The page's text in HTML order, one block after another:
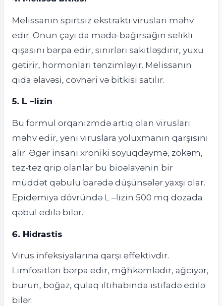
Melissanın spirtsiz ekstraktı virusları məhv
edir. Onun çayı da mədə-bağırsağın selikli
qişasını bərpa edir, sinirləri sakitləşdirir, yuxu
gətirir, hormonları tənzimləyir. Melissanın
qida əlavəsi, cövhəri və bitkisi satılır.
5. L –lizin
Bu formul orqanizmdə artıq olan virusları
məhv edir, yeni viruslara yoluxmanın qarşısını
alır. Əgər insanı xroniki soyuqdəymə, zökəm,
tez-tez qrip olanlar bu bioəlavənin bir
müddət qəbulu barədə düşünsələr yaxşı olar.
Epidemiya dövründə L –lizin 500 mq dozada
qəbul edilə bilər.
6. Hidrastis
Virus infeksiyalarına qarşı effektivdir.
Limfositləri bərpa edir, mğhkəmlədir, ağciyər,
burun, boğaz, qulaq iltihabında istifadə edilə
bilər.